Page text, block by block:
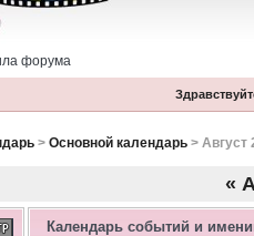
форума
> Основной календарь> Август
«
Календарь событий и